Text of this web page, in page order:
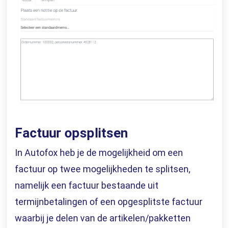
Factuur opsplitsen
In Autofox heb je de mogelijkheid om een
factuur op twee mogelijkheden te splitsen,
namelijk een factuur bestaande uit
termijnbetalingen of een opgesplitste factuur
waarbij je delen van de artikelen/pakketten